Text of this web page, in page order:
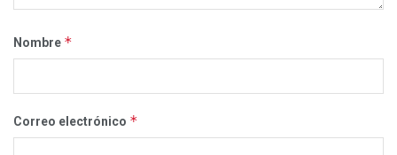
Nombre *
Correo electrónico *